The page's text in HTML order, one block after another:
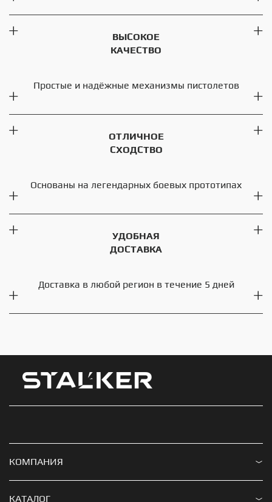
ВЫСОКОЕ
КАЧЕСТВО
Простые и надёжные механизмы пистолетов
ОТЛИЧНОЕ
СХОДСТВО
Основаны на легендарных боевых прототипах
УДОБНАЯ
ДОСТАВКА
Доставка в любой регион в течение 5 дней
КОМПАНИЯ
КАТАЛОГ